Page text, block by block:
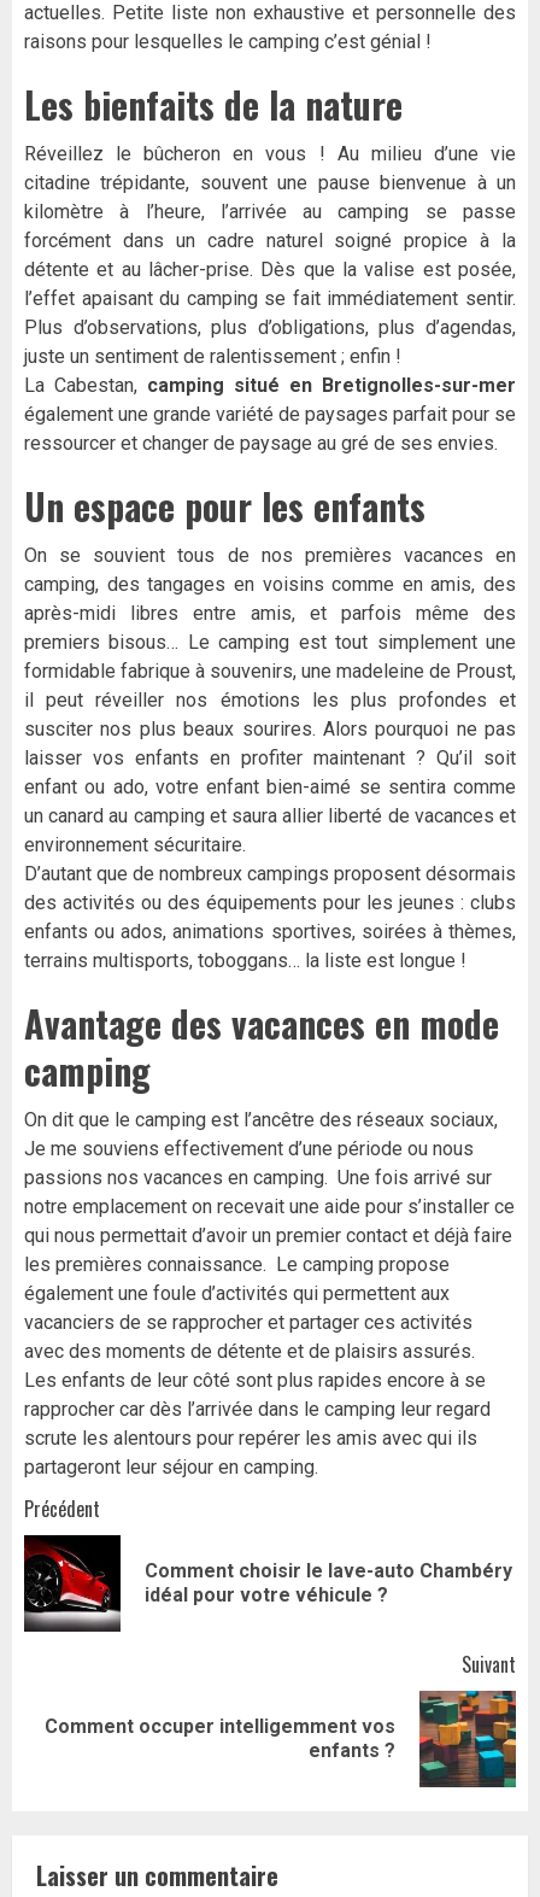
actuelles. Petite liste non exhaustive et personnelle des
raisons pour lesquelles le camping c’est génial !
Les bienfaits de la nature
Réveillez le bûcheron en vous ! Au milieu d’une vie
citadine trépidante, souvent une pause bienvenue à un
kilomètre à l’heure, l’arrivée au camping se passe
forcément dans un cadre naturel soigné propice à la
détente et au lâcher-prise. Dès que la valise est posée,
l’effet apaisant du camping se fait immédiatement sentir.
Plus d’observations, plus d’obligations, plus d’agendas,
juste un sentiment de ralentissement ; enfin !
La Cabestan, camping situé en Bretignolles-sur-mer
également une grande variété de paysages parfait pour se
ressourcer et changer de paysage au gré de ses envies.
Un espace pour les enfants
On se souvient tous de nos premières vacances en
camping, des tangages en voisins comme en amis, des
après-midi libres entre amis, et parfois même des
premiers bisous… Le camping est tout simplement une
formidable fabrique à souvenirs, une madeleine de Proust,
il peut réveiller nos émotions les plus profondes et
susciter nos plus beaux sourires. Alors pourquoi ne pas
laisser vos enfants en profiter maintenant ? Qu’il soit
enfant ou ado, votre enfant bien-aimé se sentira comme
un canard au camping et saura allier liberté de vacances et
environnement sécuritaire.
D’autant que de nombreux campings proposent désormais
des activités ou des équipements pour les jeunes : clubs
enfants ou ados, animations sportives, soirées à thèmes,
terrains multisports, toboggans… la liste est longue !
Avantage des vacances en mode
camping
On dit que le camping est l’ancêtre des réseaux sociaux,
Je me souviens effectivement d’une période ou nous
passions nos vacances en camping. Une fois arrivé sur
notre emplacement on recevait une aide pour s’installer ce
qui nous permettait d’avoir un premier contact et déjà faire
les premières connaissance. Le camping propose
également une foule d’activités qui permettent aux
vacanciers de se rapprocher et partager ces activités
avec des moments de détente et de plaisirs assurés.
Les enfants de leur côté sont plus rapides encore à se
rapprocher car dès l’arrivée dans le camping leur regard
scrute les alentours pour repérer les amis avec qui ils
partageront leur séjour en camping.
Navigation
d’article
Précédent
Comment choisir le lave-auto Chambéry
idéal pour votre véhicule ?
Suivant
Article
Comment occuper intelligemment vos
enfants ?
Laisser un commentaire